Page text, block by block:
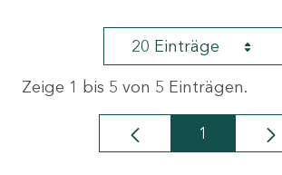
20 Einträge
Zeige 1 bis 5 von 5 Einträgen.
Seite
1